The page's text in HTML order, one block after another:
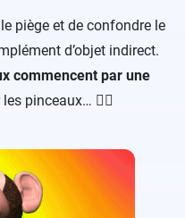
piège et de confondre le
d’objet indirect.
commencent par une
pinceaux… 😵‍💫